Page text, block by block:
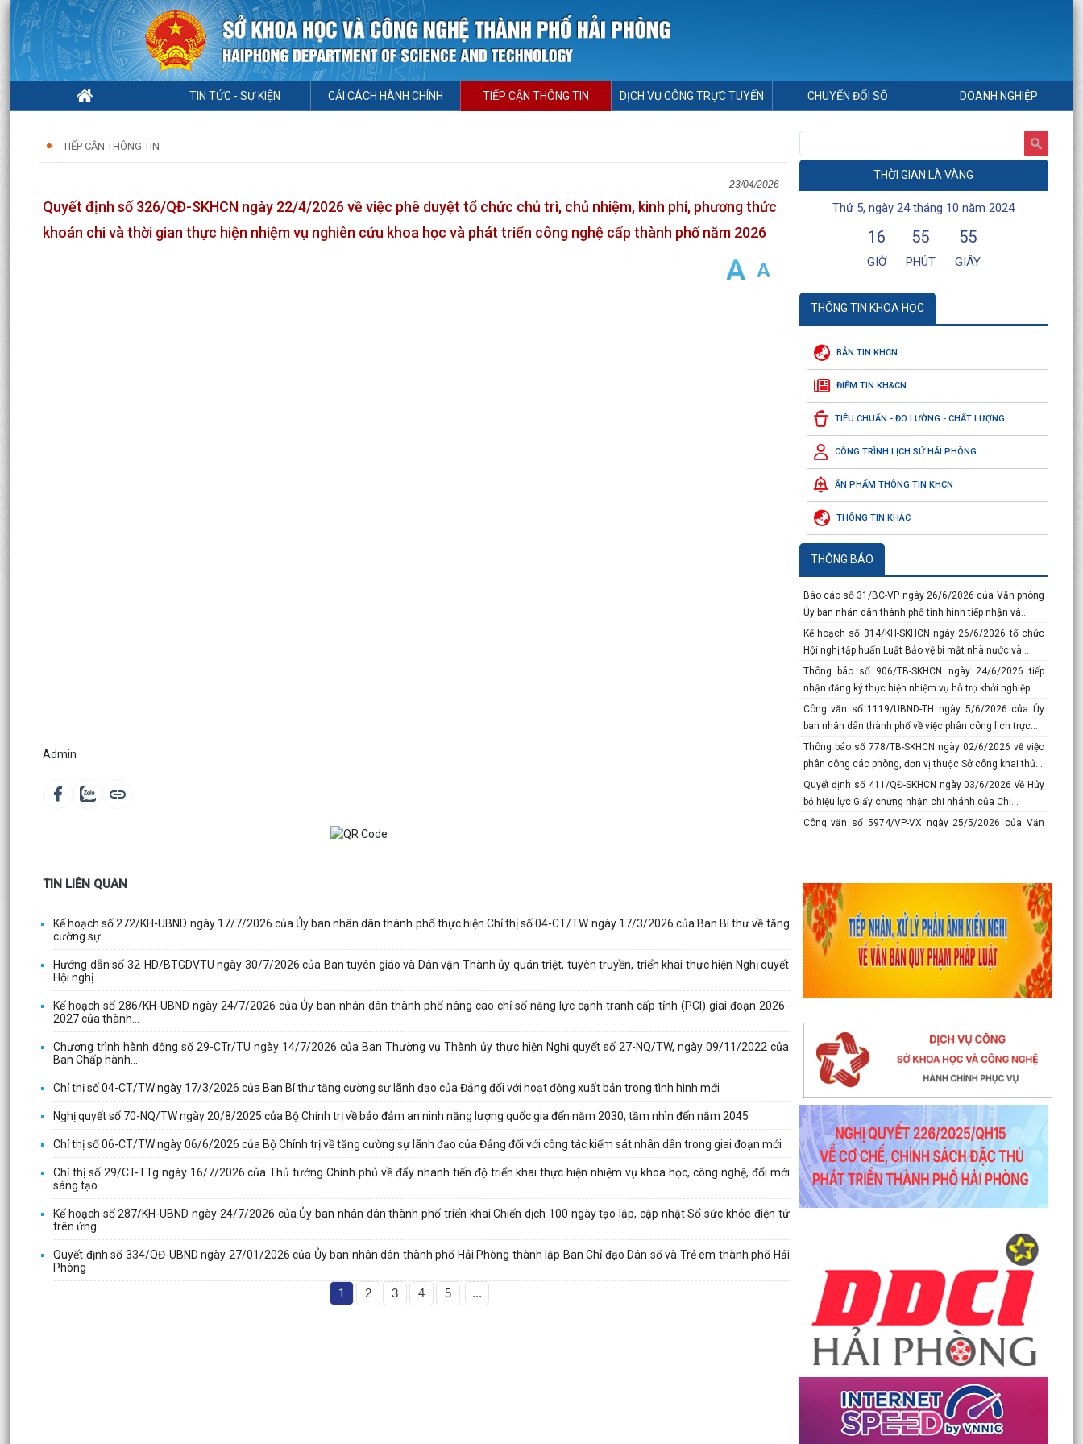
TIN TỨC - SỰ KIỆN CẢI CÁCH HÀNH CHÍNH TIẾP CẬN THÔNG TIN DỊCH VỤ CÔNG TRỰC TUYẾN CHUYỂN ĐỔI SỐ DOANH NGHIỆP
TIẾP CẬN THÔNG TIN
23/04/2026
Quyết định số 326/QĐ-SKHCN ngày 22/4/2026 về việc phê duyệt tổ chức chủ trì, chủ nhiệm, kinh phí, phương thức
khoán chi và thời gian thực hiện nhiệm vụ nghiên cứu khoa học và phát triển công nghệ cấp thành phố năm 2026
Admin
TIN LIÊN QUAN
Kế hoạch số 272/KH-UBND ngày 17/7/2026 của Ủy ban nhân dân thành phố thực hiện Chỉ thị số 04-CT/TW ngày 17/3/2026 của Ban Bí thư về tăng
cường sự...
Hướng dẫn số 32-HD/BTGDVTU ngày 30/7/2026 của Ban tuyên giáo và Dân vận Thành ủy quán triệt, tuyên truyền, triển khai thực hiện Nghị quyết
Hội nghị...
Kế hoạch số 286/KH-UBND ngày 24/7/2026 của Ủy ban nhân dân thành phố nâng cao chỉ số năng lực cạnh tranh cấp tỉnh (PCI) giai đoạn 2026-
2027 của thành...
Chương trình hành động số 29-CTr/TU ngày 14/7/2026 của Ban Thường vụ Thành ủy thực hiện Nghị quyết số 27-NQ/TW, ngày 09/11/2022 của
Ban Chấp hành...
Chỉ thị số 04-CT/TW ngày 17/3/2026 của Ban Bí thư tăng cường sự lãnh đạo của Đảng đối với hoạt động xuất bản trong tình hình mới
Nghị quyết số 70-NQ/TW ngày 20/8/2025 của Bộ Chính trị về bảo đảm an ninh năng lượng quốc gia đến năm 2030, tầm nhìn đến năm 2045
Chỉ thị số 06-CT/TW ngày 06/6/2026 của Bộ Chính trị về tăng cường sự lãnh đạo của Đảng đối với công tác kiểm sát nhân dân trong giai đoạn mới
Chỉ thị số 29/CT-TTg ngày 16/7/2026 của Thủ tướng Chính phủ về đẩy nhanh tiến độ triển khai thực hiện nhiệm vụ khoa học, công nghệ, đổi mới
sáng tạo...
Kế hoạch số 287/KH-UBND ngày 24/7/2026 của Ủy ban nhân dân thành phố triển khai Chiến dịch 100 ngày tạo lập, cập nhật Sổ sức khỏe điện tử
trên ứng...
Quyết định số 334/QĐ-UBND ngày 27/01/2026 của Ủy ban nhân dân thành phố Hải Phòng thành lập Ban Chỉ đạo Dân số và Trẻ em thành phố Hải
Phòng
1 2 3 4 5 ...
THỜI GIAN LÀ VÀNG
Thứ 5, ngày 24 tháng 10 năm 2024
16
GIỜ
55
PHÚT
55
GIÂY
THÔNG TIN KHOA HỌC
BẢN TIN KHCN
ĐIỂM TIN KH&CN
TIÊU CHUẨN - ĐO LƯỜNG - CHẤT LƯỢNG
CÔNG TRÌNH LỊCH SỬ HẢI PHÒNG
ẤN PHẨM THÔNG TIN KHCN
THÔNG TIN KHÁC
THÔNG BÁO
Thông báo số 117-TB/VPTW ngày 04/7/2026 của của
Văn phòng Trung ương Đảng về Kết luận của đồng
chí...
Công văn số 3219/SKHCN-QLCN ngày 23/7/2026 về
việc đề cử doanh nghiệp tham gia xét chọn và vinh...
Báo cáo số 134-BC/ĐU ngày 10/7/2026 của Đảng ủy
Báo cáo số 458/BC-SKHCN ngày 06/7/2026 tổng kết
việc thi hành pháp luật về xét công nhận hiệu quả...
Thông báo số 934/TB-SKHCN ngày 29/6/2026 về việc
tiếp nhận hồ sơ đề nghị hỗ trợ theo phương thức hỗ...
Báo cáo số 31/BC-VP ngày 26/6/2026 của Văn phòng
Ủy ban nhân dân thành phố tình hình tiếp nhận và...
Kế hoạch số 314/KH-SKHCN ngày 26/6/2026 tổ chức
Hội nghị tập huấn Luật Bảo vệ bí mật nhà nước và...
Thông báo số 906/TB-SKHCN ngày 24/6/2026 tiếp
nhận đăng ký thực hiện nhiệm vụ hỗ trợ khởi nghiệp...
Công văn số 1119/UBND-TH ngày 5/6/2026 của Ủy
ban nhân dân thành phố về việc phân công lịch trực...
Thông báo số 778/TB-SKHCN ngày 02/6/2026 về việc
phân công các phòng, đơn vị thuộc Sở công khai thủ...
Quyết định số 411/QĐ-SKHCN ngày 03/6/2026 về Hủy
bỏ hiệu lực Giấy chứng nhận chi nhánh của Chi...
Công văn số 5974/VP-VX ngày 25/5/2026 của Văn
tế về việc hướng dẫn nội dung chuyên môn khám
sức...
Thông báo số 618/TB-SKHCN ngày 10/5/2026 Số điện
thoại đường dây nóng và trang Facebook tiếp nhận...
Báo cáo số 277-BC/TU ngày 08/5/2026 của Thành ủy
về tình hình thự hiện nhiệm vụ tháng 4; nhiệm vụ,...
Ban thường vụ Thành ủy về tình hình thực hiện
nhiệm...
Công văn số 5167/VP-VX ngày 10/5/2026 của Văn
phòng Ủy ban nhân dân thành phố về việc tăng
cường...
Công văn số 1747/SKHCN-CCTĐC ngày 07/5/2026 về
việc đề nghị xem xét, nâng cấp, cải tiến hệ thống...
Thông báo số 370-TB/TU ngày 06/5/2026 ý kiến của
Thường trực Thành ủy về công tác chuẩn bị tổ chức...
Thông báo số 594/TB-SKHCN ngày 05/5/2026 Kết luận
Hội nghị đối thoại và giải quyết kiến nghị của...
Công văn số 4621/SYT-CCDSTE ngày 05/5/2026 của
Sở Y tế về việc tăng cường đảm bảo an toàn, phòng...
Công văn số 3817/STC-ĐKKD&QLDN ngày 04/5/2026
của Sở Tài chính về việc tuyên truyền, phổ biến kêu...
Công văn số 1524/SKHCN-HTS&CNg ngày 22/4/2026
Quyết định ban hành Quy chế phối hợp trong hoạt
động...
Công văn số 1456/SKHCN-QLCN ngày 17/4/2026 về
việc hưởng ứng Ngày Sáng tạo và Đổi mới sáng tạo
Công văn số 65-CV/BTGDVĐU ngày 27/3/2026 của
Ban tuyên giáo và Dân vận về việc tuyên truyền kỷ